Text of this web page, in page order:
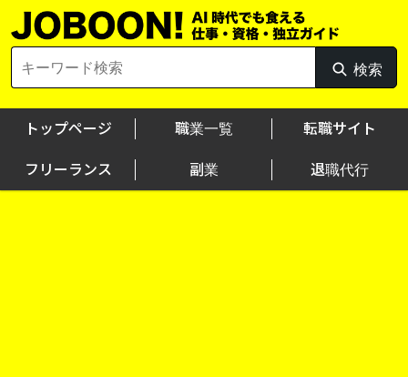
Skip
to
for:
検索
検
索
トップページ 職業一覧 転職サイト
フリーランス 副業 退職代行